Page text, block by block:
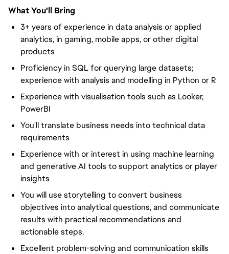
What You'll Bring
3+ years of experience in data analysis or applied
analytics, in gaming, mobile apps, or other digital
products
Proficiency in SQL for querying large datasets;
experience with analysis and modelling in Python or R
Experience with visualisation tools such as Looker,
PowerBI
You'll translate business needs into technical data
requirements
Experience with or interest in using machine learning
and generative AI tools to support analytics or player
insights
You will use storytelling to convert business
objectives into analytical questions, and communicate
results with practical recommendations and
actionable steps.
Excellent problem-solving and communication skills